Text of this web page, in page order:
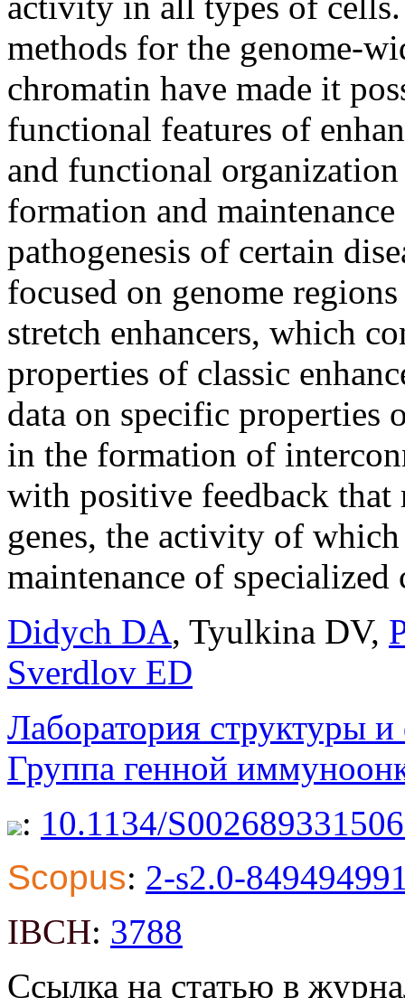
methods for the genome-
chromatin have made it
functional features of
and functional
formation and
pathogenesis of certain
focused on genome
stretch enhancers, which
properties of classic
data on specific properties
in the formation of
with positive feedback that
genes, the activity of
maintenance of
Didych DA, Tyulkina DV,
Sverdlov ED
Лаборатория структуры
Группа генной
: 10.1134/
Scopus: 2-s2.0-
IBCH: 3788
Ссылка на статью в